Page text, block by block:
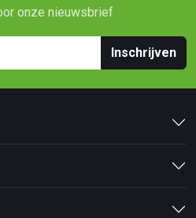
onze nieuwsbrief
Inschrijven